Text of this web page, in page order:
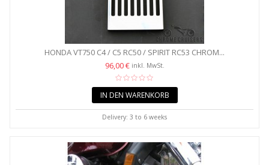
HONDA VT750 C4 / C5 RC50 / SPIRIT RC53 CHROM...
96,00 € inkl. MwSt.
IN DEN WARENKORB
Delivery: 3 to 6 weeks